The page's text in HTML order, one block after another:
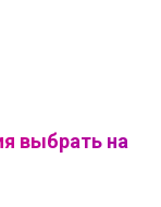
выбрать на